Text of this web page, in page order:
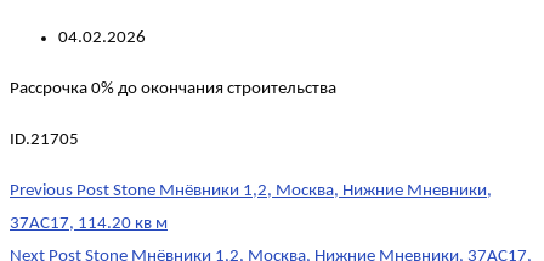
04.02.2026
Рассрочка 0% до окончания строительства
ID.21705
Post
navigation
Previous Post Stone Мнёвники 1,2, Москва, Нижние Мневники,
37АС17, 114.20 кв м
Next Post Stone Мнёвники 1,2, Москва, Нижние Мневники, 37АС17,